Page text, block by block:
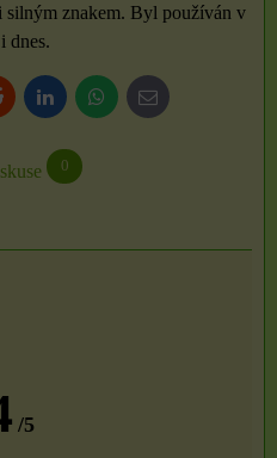
silným znakem. Byl používán v
dnes.
LinkedInWhatsApp
E-
mail
0
/5